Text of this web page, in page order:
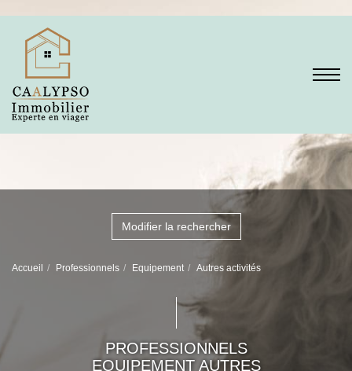
Modifier la rechercher
Accueil Professionnels Equipement Autres activités
PROFESSIONNELS
EQUIPEMENT AUTRES